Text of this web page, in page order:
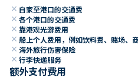
close 自家至港口的交通费
close 各个港口的交通费
close 靠港观光游费用
close 船上个人费用，例如饮料费、赌场、
close 海外旅行伤害保险
close 行李快递服务
额外支付费用